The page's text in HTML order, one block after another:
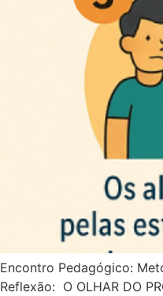
Encontro Pedagógico:
Reflexão: O OLHAR DO